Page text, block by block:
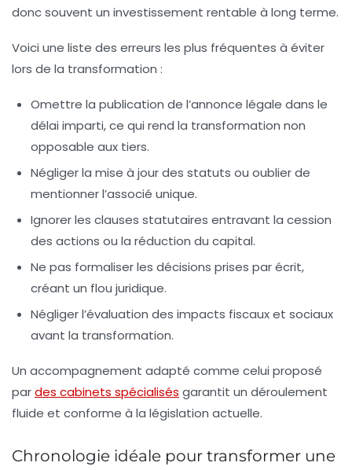
donc souvent un investissement rentable à long terme.
Voici une liste des erreurs les plus fréquentes à éviter
lors de la transformation :
Omettre la publication de l’annonce légale dans le
délai imparti, ce qui rend la transformation non
opposable aux tiers.
Négliger la mise à jour des statuts ou oublier de
mentionner l’associé unique.
Ignorer les clauses statutaires entravant la cession
des actions ou la réduction du capital.
Ne pas formaliser les décisions prises par écrit,
créant un flou juridique.
Négliger l’évaluation des impacts fiscaux et sociaux
avant la transformation.
Un accompagnement adapté comme celui proposé
pardes cabinets spécialisés garantit un déroulement
fluide et conforme à la législation actuelle.
Chronologie idéale pour transformer une